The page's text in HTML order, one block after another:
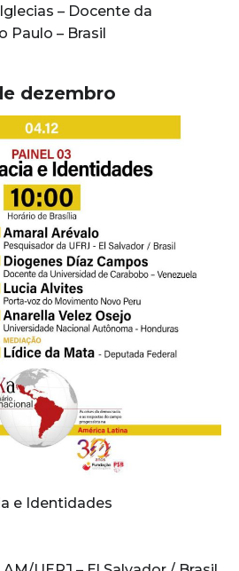
– Docente da
Paulo – Brasil
dezembro
e Identidades